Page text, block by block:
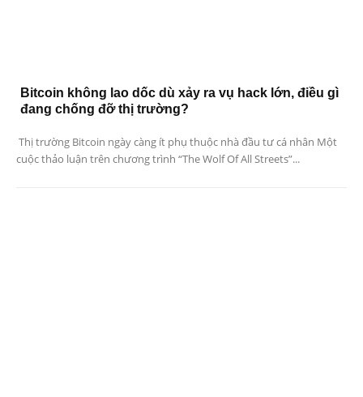
Bitcoin không lao dốc dù xảy ra vụ hack lớn, điều gì
đang chống đỡ thị trường?
Thị trường Bitcoin ngày càng ít phụ thuộc nhà đầu tư cá nhân Một
cuộc thảo luận trên chương trình “The Wolf Of All Streets”...